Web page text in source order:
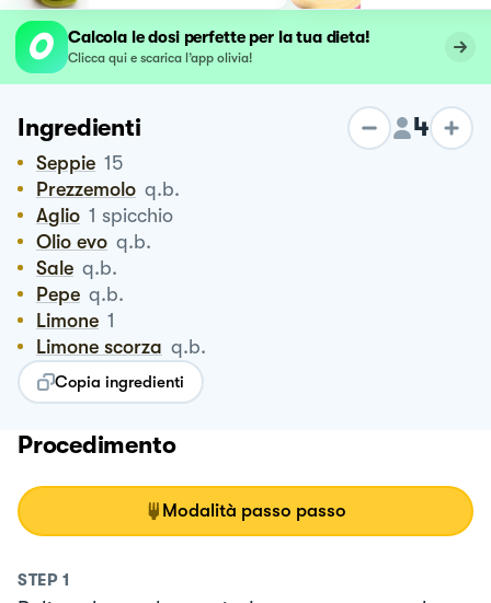
Calcola le dosi perfette per la tua dieta!
Clicca qui e scarica l’app olivia!
Ingredienti 4
Seppie 15
Prezzemolo q.b.
Aglio 1 spicchio
Olio evo q.b.
Sale q.b.
Pepe q.b.
Limone 1
Limone scorza q.b.
Copia ingredienti
Procedimento
Modalità passo passo
STEP 1